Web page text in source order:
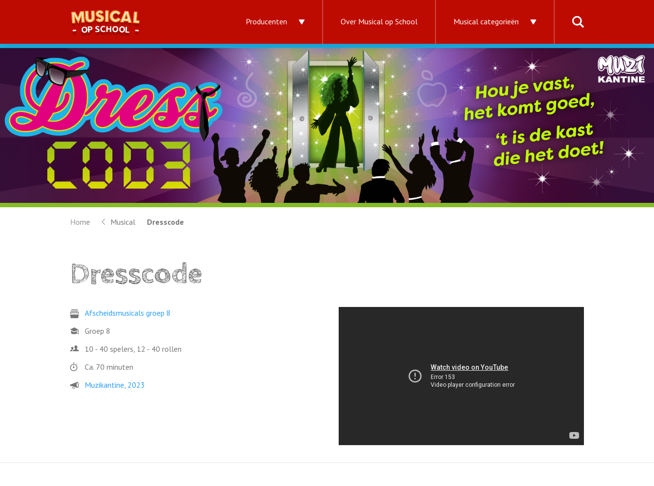
Producenten Over Musical op School Musical categorieën
Home Musical Dresscode
Dresscode
Afscheidsmusicals groep 8
Groep 8
10 - 40 spelers, 12 - 40 rollen
Ca. 70 minuten
Muzikantine, 2023